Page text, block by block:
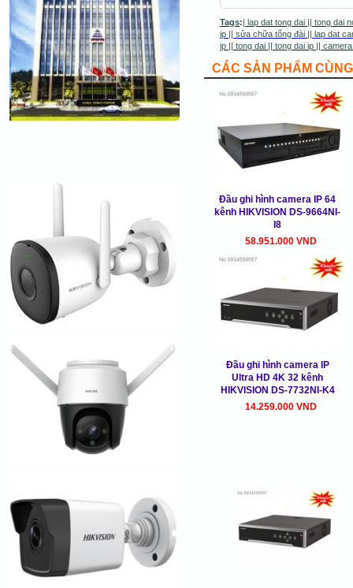
Tags:| lap dat tong dai || tong dai
ip || sửa chữa tổng đài || lap dat
ip || tong dai || tong dai ip ||
CÁC SẢN PHẨM
Đầu ghi hình camera IP 64
kênh HIKVISION DS-9664NI-
I8
58.951.000 VND
Đầu ghi hình camera IP
Ultra HD 4K 32 kênh
HIKVISION DS-7732NI-K4
14.259.000 VND